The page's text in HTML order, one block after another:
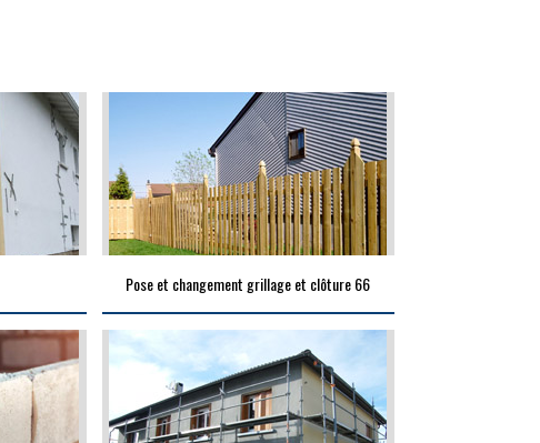
Pose et changement grillage et clôture 66